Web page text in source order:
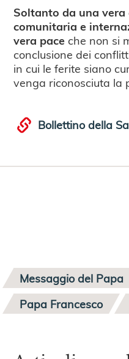
Soltanto da una vera
comunitaria e
vera pace che non si
conclusione dei
in cui le ferite siano
venga riconosciuta la
Bollettino della
Messaggio del Papa
Papa Francesco